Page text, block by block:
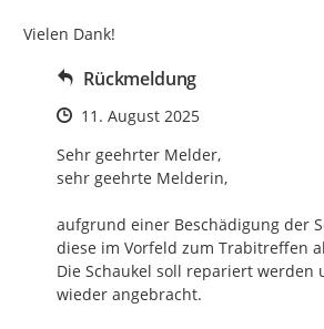
Vielen Dank!
Rückmeldung
Zeitpunkt des Erstellens
11. August 2025
Sehr geehrter Melder,
sehr geehrte Melderin,
aufgrund einer Beschädigung der
diese im Vorfeld zum Trabitreffen
Die Schaukel soll repariert werden
wieder angebracht.